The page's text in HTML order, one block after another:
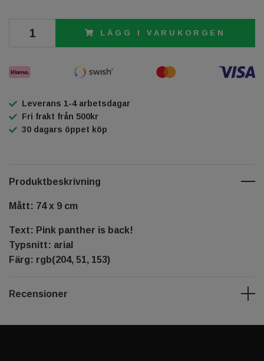
LÄGG I VARUKORGEN
Leverans 1-4 arbetsdagar
Fri frakt från 500kr
30 dagars öppet köp
Produktbeskrivning
Mått: 74 x 9 cm
Text: Pink panther is back!
Typsnitt: arial
Färg: rgb(204, 51, 153)
Recensioner